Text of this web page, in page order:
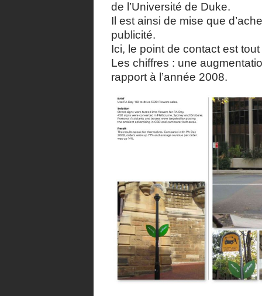
de l’Université de Duke.
Il est ainsi de mise que
publicité.
Ici, le point de contact est
Les chiffres : une
rapport à l’année 2008.